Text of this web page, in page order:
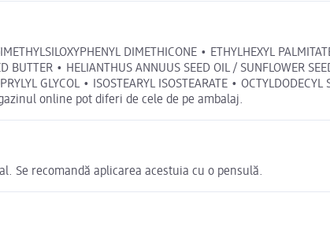
DIMETHICONE • ETHYLHEXYL
BUTTER • HELIANTHUS ANNUUS SEED OIL / SUNFLOWER
GLYCOL • ISOSTEARYL ISOSTEARATE •
online pot diferi de cele de pe ambalaj.
Se recomandă aplicarea acestuia cu o pensulă.